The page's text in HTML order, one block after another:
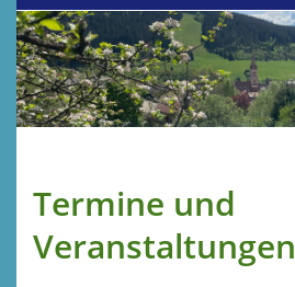
Termine und
Veranstaltungen